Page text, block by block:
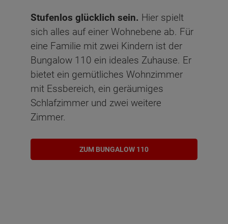
Stufenlos glücklich sein. Hier spielt
sich alles auf einer Wohnebene ab. Für
eine Familie mit zwei Kindern ist der
Bungalow 110 ein ideales Zuhause. Er
bietet ein gemütliches Wohnzimmer
mit Essbereich, ein geräumiges
Schlafzimmer und zwei weitere
Zimmer.
ZUM BUNGALOW 110